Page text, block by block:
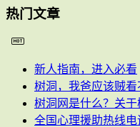
热门文章
新人指南，进入必看
树洞，我爸应该贼看
树洞网是什么？关
全国心理援助热线电